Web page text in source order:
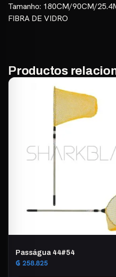
Tamanho: 180CM/90CM/
FIBRA DE VIDRO
Productos
Passágua 44#54
₲ 258.825